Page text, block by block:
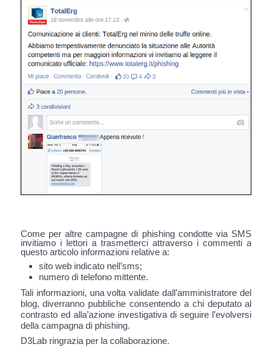
Come per altre campagne di phishing condotte via SMS
invitiamo i lettori a trasmetterci attraverso i commenti a
questo articolo informazioni relative a:
sito web indicato nell’sms;
numero di telefono mittente.
Tali informazioni, una volta validate dall’amministratore del
blog, diverranno pubbliche consentendo a chi deputato al
contrasto ed alla’azione investigativa di seguire l’evolversi
della campagna di phishing.
D3Lab ringrazia per la collaborazione.